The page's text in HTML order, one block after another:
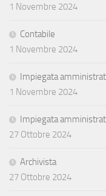
1 Novembre 2024
Contabile
1 Novembre 2024
Impiegata
1 Novembre 2024
Impiegata
27 Ottobre 2024
Archivista
27 Ottobre 2024